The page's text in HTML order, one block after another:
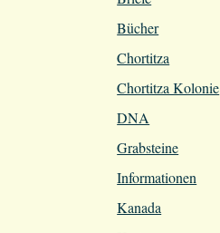
Bücher
Chortitza
Chortitza Kolonie
DNA
Grabsteine
Informationen
Kanada